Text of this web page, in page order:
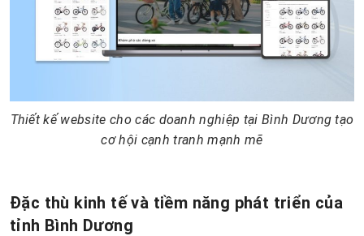
Thiết kế website cho các doanh nghiệp tại Bình Dương tạo
cơ hội cạnh tranh mạnh mẽ
Đặc thù kinh tế và tiềm năng phát triển của
tỉnh Bình Dương